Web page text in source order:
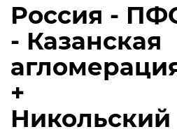
Россия -
- Казанская
+
Никольский